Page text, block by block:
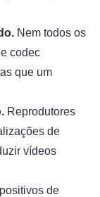
Nem todos os
codec
que um
Reprodutores
de
vídeos
de